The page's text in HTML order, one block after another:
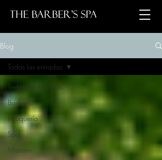
Blog
Todas las entradas
Barbería
Peluquería
Spa
Masajes
Todas las entradas